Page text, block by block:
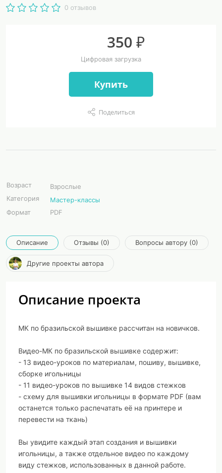
0 отзывов
350 ₽
Цифровая загрузка
Купить
Поделиться
Возраст
Взрослые
Категория
Мастер-классы
Формат
PDF
Описание Отзывы (0) Вопросы автору (0)
Другие проекты автора
Описание проекта
МК по бразильской вышивке рассчитан на новичков.
Видео-МК по бразильской вышивке содержит:
- 13 видео-уроков по материалам, пошиву, вышивке,
сборке игольницы
- 11 видео-уроков по вышивке 14 видов стежков
- схему для вышивки игольницы в формате PDF (вам
останется только распечатать её на принтере и
перевести на ткань)
Вы увидите каждый этап создания и вышивки
игольницы, а также отдельное видео по каждому
виду стежков, использованных в данной работе.